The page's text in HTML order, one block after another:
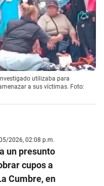
utilizaba para
a sus víctimas. Foto:
2026, 02:08 p.m.
un presunto
cupos a
Cumbre, en